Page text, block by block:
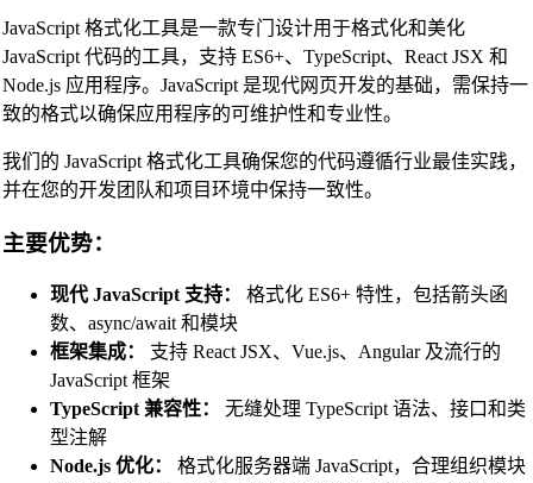
JavaScript 格式化工具是一款专门设计用于格式化和美化
JavaScript 代码的工具，支持 ES6+、TypeScript、React JSX 和
Node.js 应用程序。JavaScript 是现代网页开发的基础，需保持一
致的格式以确保应用程序的可维护性和专业性。
我们的 JavaScript 格式化工具确保您的代码遵循行业最佳实践，
并在您的开发团队和项目环境中保持一致性。
主要优势：
现代 JavaScript 支持：
格式化 ES6+ 特性，包括箭头函
数、async/await 和模块
框架集成：
支持 React JSX、Vue.js、Angular 及流行的
JavaScript 框架
TypeScript 兼容性：
无缝处理 TypeScript 语法、接口和类
型注解
Node.js 优化：
格式化服务器端 JavaScript，合理组织模块